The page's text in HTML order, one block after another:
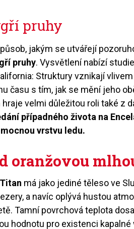
pruhy
jakým se utvářejí
pruhy. Vysvětlení nabízí
Struktury vznikají
času s tím, jak se mění jeho
velmi důležitou roli také z
případného života na
vrstvu ledu.
oranžovou
Titan má jako jediné těleso ve
a navíc oplývá hustou
Tamní povrchová teplota
hodnotu pro existenci kapalné